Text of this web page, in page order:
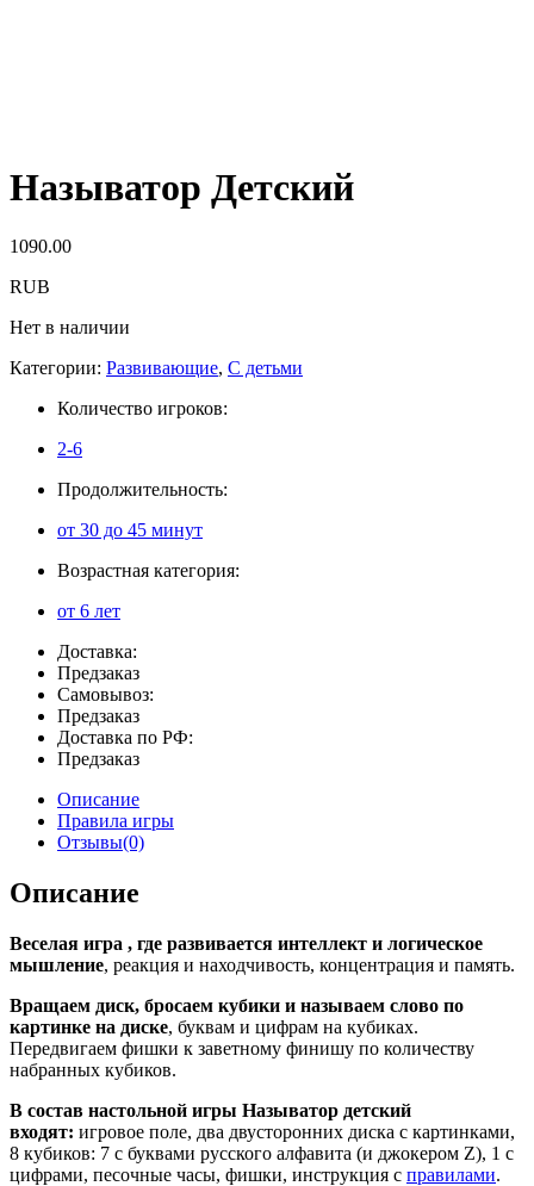
Называтор Детский
1090.00
RUB
Нет в наличии
Категории: Развивающие, С детьми
Количество игроков:
2-6
Продолжительность:
от 30 до 45 минут
Возрастная категория:
от 6 лет
Доставка:
Предзаказ
Самовывоз:
Предзаказ
Доставка по РФ:
Предзаказ
Описание
Правила игры
Отзывы(0)
Описание
Веселая игра , где развивается интеллект и логическое
мышление, реакция и находчивость, концентрация и память.
Вращаем диск, бросаем кубики и называем слово по
картинке на диске, буквам и цифрам на кубиках.
Передвигаем фишки к заветному финишу по количеству
набранных кубиков.
В состав настольной игры Называтор детский
входят: игровое поле, два двусторонних диска с картинками,
8 кубиков: 7 с буквами русского алфавита (и джокером Z), 1 с
цифрами, песочные часы, фишки, инструкция с правилами.